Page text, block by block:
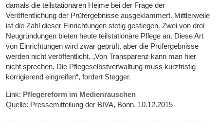
damals die teilstationären Heime bei der Frage der
Veröffentlichung der Prüfergebnisse ausgeklammert. Mittlerweile
ist die Zahl dieser Einrichtungen stetig gestiegen. Zwei von drei
Neugründungen bieten heute teilstationäre Pflege an. Diese Art
von Einrichtungen wird zwar geprüft, aber die Prüfergebnisse
werden nicht veröffentlicht. „Von Transparenz kann man hier
nicht sprechen. Die Pflegeselbstverwaltung muss kurzfristig
korrigierend eingreifen“, fordert Stegger.
Link: Pflegereform im Medienrauschen
Quelle: Pressemitteilung der BIVA, Bonn, 10.12.2015